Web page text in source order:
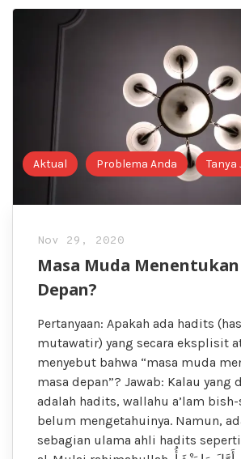
Aktual Problema Anda Tanya
Nov 29, 2020
Masa Muda
Depan?
Pertanyaan: Apakah ada hadits
mutawatir) yang secara eksplisit
menyebut bahwa “masa muda
masa depan”? Jawab: Kalau yang
adalah hadits, wallahu a’lam
belum mengetahuinya. Namun,
sebagian ulama ahli hadits